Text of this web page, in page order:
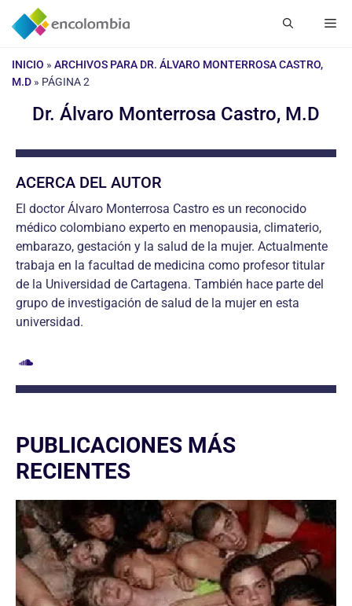
Saltar
INICIO » ARCHIVOS PARA DR. ÁLVARO MONTERROSA CASTRO,
M.D » PÁGINA 2
Dr. Álvaro Monterrosa Castro, M.D
ACERCA DEL AUTOR
El doctor Álvaro Monterrosa Castro es un reconocido
médico colombiano experto en menopausia, climaterio,
embarazo, gestación y la salud de la mujer. Actualmente
trabaja en la facultad de medicina como profesor titular
de la Universidad de Cartagena. También hace parte del
grupo de investigación de salud de la mujer en esta
universidad.
PUBLICACIONES MÁS
RECIENTES